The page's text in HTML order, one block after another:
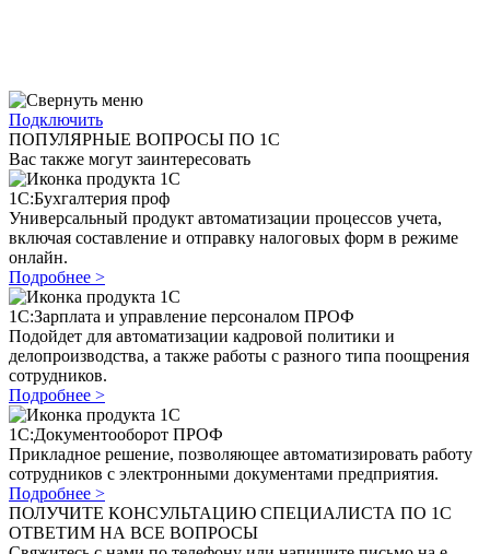
Подключить
ПОПУЛЯРНЫЕ ВОПРОСЫ ПО 1С
Вас также могут заинтересовать
1C:Бухгалтерия проф
Универсальный продукт автоматизации процессов учета,
включая составление и отправку налоговых форм в режиме
онлайн.
Подробнее >
1C:Зарплата и управление персоналом ПРОФ
Подойдет для автоматизации кадровой политики и
делопроизводства, а также работы с разного типа поощрения
сотрудников.
Подробнее >
1С:Документооборот ПРОФ
Прикладное решение, позволяющее автоматизировать работу
сотрудников с электронными документами предприятия.
Подробнее >
ПОЛУЧИТЕ КОНСУЛЬТАЦИЮ СПЕЦИАЛИСТА ПО 1С
ОТВЕТИМ НА ВСЕ ВОПРОСЫ